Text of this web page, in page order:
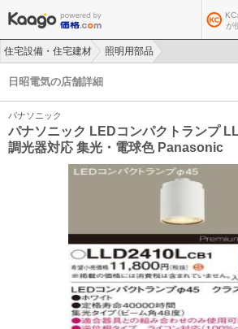
KC
が
住宅設備・住宅建材
照明用部品
日昭電気の店舗詳細
パナソニック
パナソニック LEDコンパクトランプ
調光器対応 集光・電球色 Panasonic